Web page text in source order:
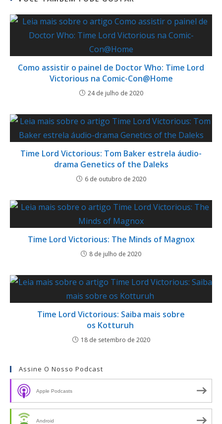
Como assistir o painel de Doctor Who: Time Lord
Victorious na Comic-Con@Home
24 de julho de 2020
Time Lord Victorious: Tom Baker estrela áudio-
drama Genetics of the Daleks
6 de outubro de 2020
Time Lord Victorious: The Minds of Magnox
8 de julho de 2020
Time Lord Victorious: Saiba mais sobre
os Kotturuh
18 de setembro de 2020
Assine O Nosso Podcast
Apple Podcasts
Android